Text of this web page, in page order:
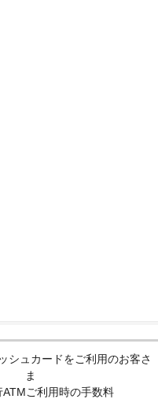
シュカードをご利用のお客さ
ま
ご利用時の手数料